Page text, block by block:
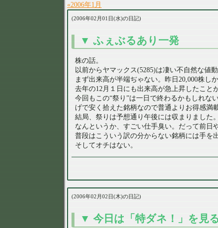
2006年1月
2006年02月01日(水)の日記
ふぇぶるあり一発
株の話。
以前からヤマックス(5285)は凄い不自然な値
まず出来高が半端ぢゃない。昨日20,000株し
去年の12月１日にも出来高が急上昇したこと
今回もこの“祭り”は一日で終わるかもしれな
げで安く拾えた銘柄なので普通よりお得感満載
結局、祭りは予想通り午後には収まりました
なんというか、すごい仕手臭い。だって前日
普段はこういう訳の分からない銘柄には手を
そしてオチはない。
2006年02月02日(木)の日記
今日は「特ダネ！」を見